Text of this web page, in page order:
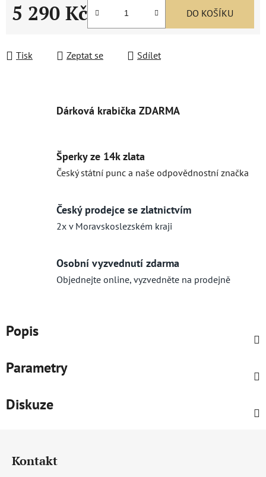
5 290 Kč DO KOŠÍKU
Tisk Zeptat se Sdílet
Dárková krabička ZDARMA
Šperky ze 14k zlata
Český státní punc a naše odpovědnostní značka
Český prodejce se zlatnictvím
2x v Moravskoslezském kraji
Osobní vyzvednutí zdarma
Objednejte online, vyzvedněte na prodejně
Popis
Parametry
Diskuze
Kontakt